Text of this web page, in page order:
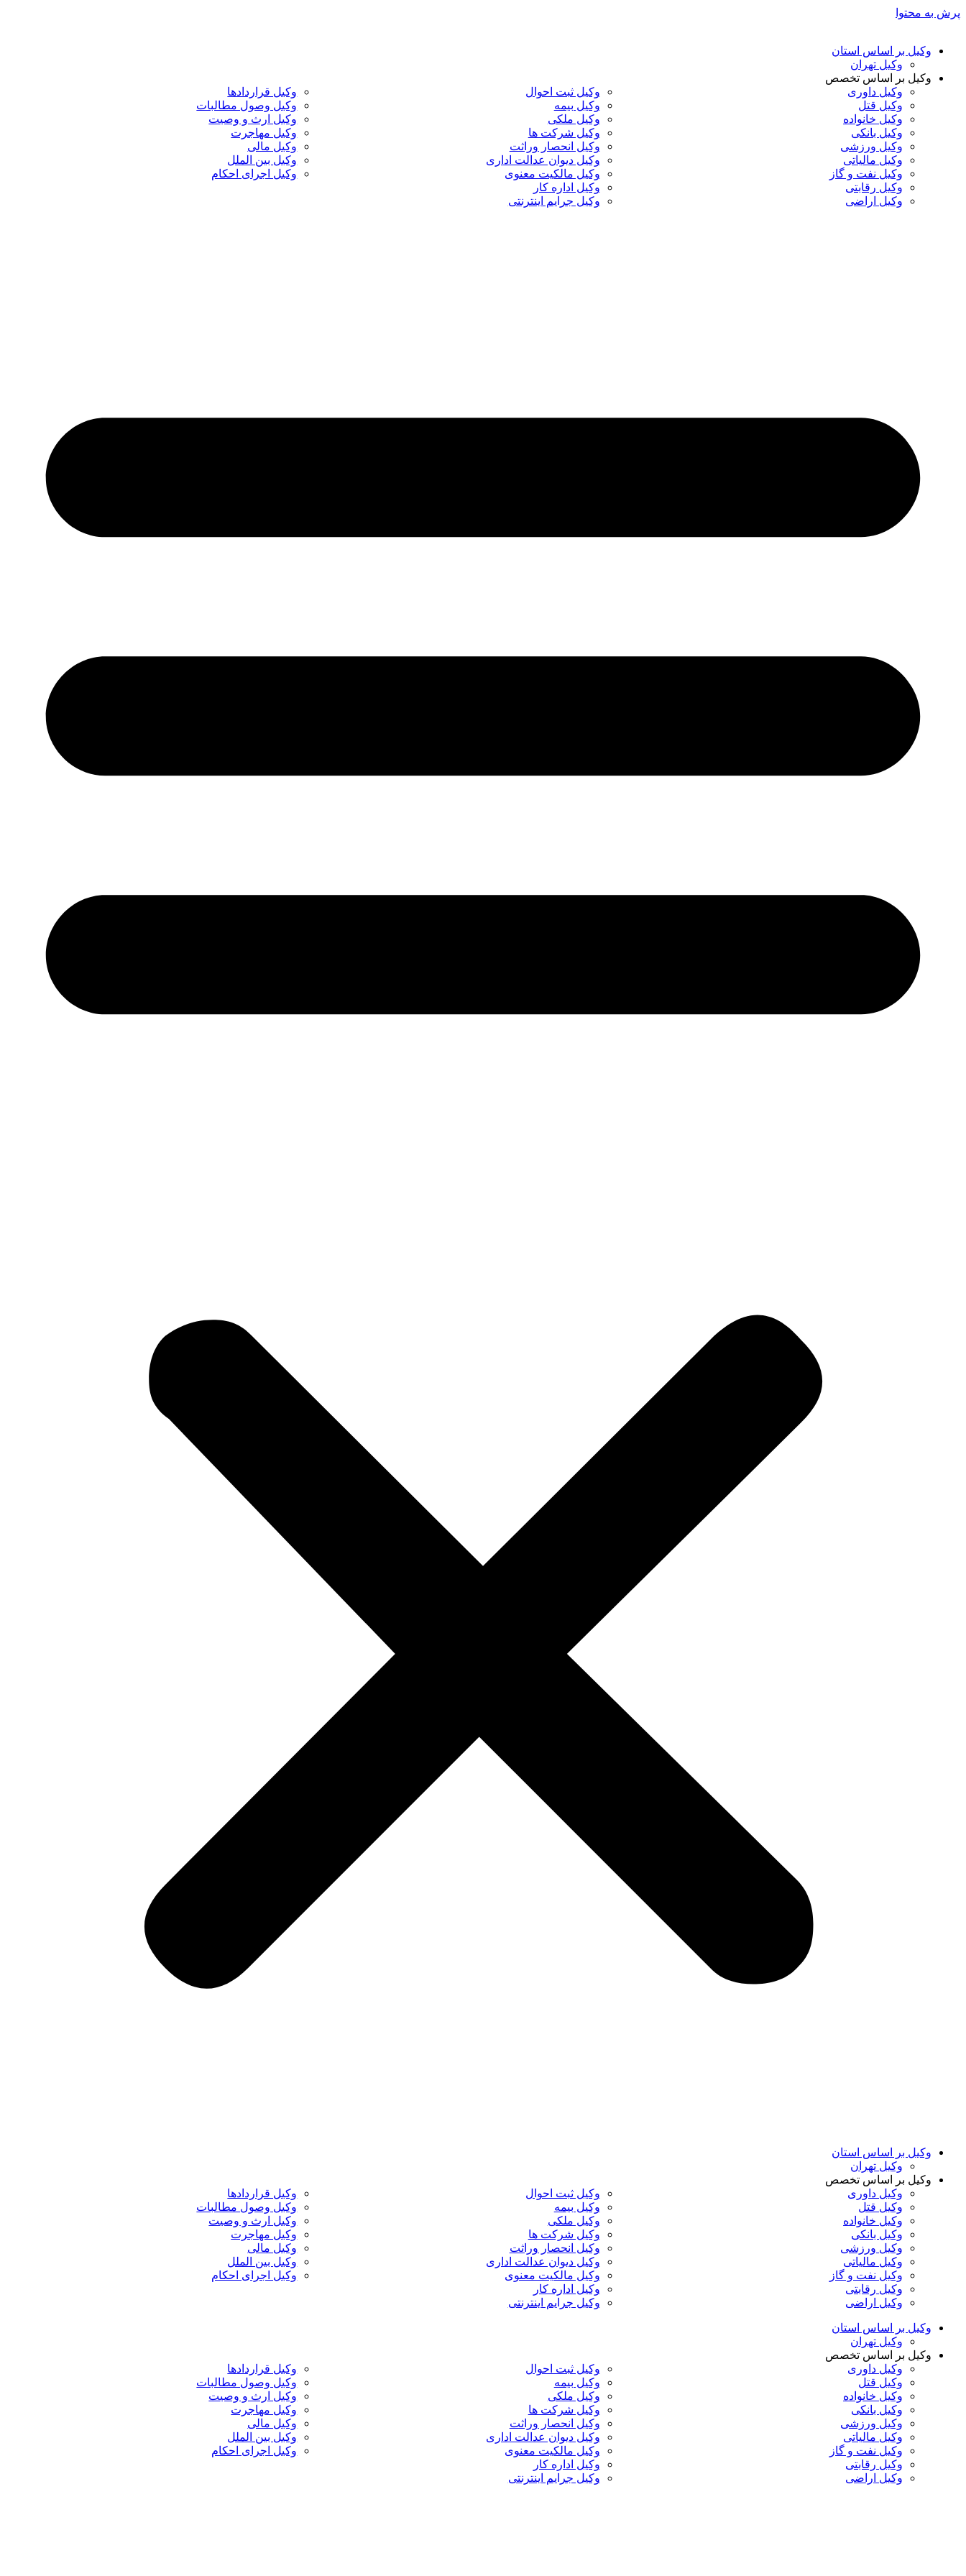
پرش به محتوا
وکیل بر اساس استان
وکیل تهران
وکیل بر اساس تخصص
وکیل داوری
وکیل قتل
وکیل خانواده
وکیل بانکی
وکیل ورزشی
وکیل مالیاتی
وکیل نفت و گاز
وکیل رقابتی
وکیل اراضی
وکیل ثبت احوال
وکیل بیمه
وکیل ملکی
وکیل شرکت ها
وکیل انحصار وراثت
وکیل دیوان عدالت اداری
وکیل مالکیت معنوی
وکیل اداره کار
وکیل جرایم اینترنتی
وکیل قراردادها
وکیل وصول مطالبات
وکیل ارث و وصیت
وکیل مهاجرت
وکیل مالی
وکیل بین الملل
وکیل اجرای احکام
وکیل بر اساس استان
وکیل تهران
وکیل بر اساس تخصص
وکیل داوری
وکیل قتل
وکیل خانواده
وکیل بانکی
وکیل ورزشی
وکیل مالیاتی
وکیل نفت و گاز
وکیل رقابتی
وکیل اراضی
وکیل ثبت احوال
وکیل بیمه
وکیل ملکی
وکیل شرکت ها
وکیل انحصار وراثت
وکیل دیوان عدالت اداری
وکیل مالکیت معنوی
وکیل اداره کار
وکیل جرایم اینترنتی
وکیل قراردادها
وکیل وصول مطالبات
وکیل ارث و وصیت
وکیل مهاجرت
وکیل مالی
وکیل بین الملل
وکیل اجرای احکام
وکیل بر اساس استان
وکیل تهران
وکیل بر اساس تخصص
وکیل داوری
وکیل قتل
وکیل خانواده
وکیل بانکی
وکیل ورزشی
وکیل مالیاتی
وکیل نفت و گاز
وکیل رقابتی
وکیل اراضی
وکیل ثبت احوال
وکیل بیمه
وکیل ملکی
وکیل شرکت ها
وکیل انحصار وراثت
وکیل دیوان عدالت اداری
وکیل مالکیت معنوی
وکیل اداره کار
وکیل جرایم اینترنتی
وکیل قراردادها
وکیل وصول مطالبات
وکیل ارث و وصیت
وکیل مهاجرت
وکیل مالی
وکیل بین الملل
وکیل اجرای احکام